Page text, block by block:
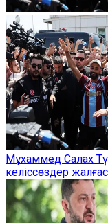
Мұхаммед Салах
келіссөздер